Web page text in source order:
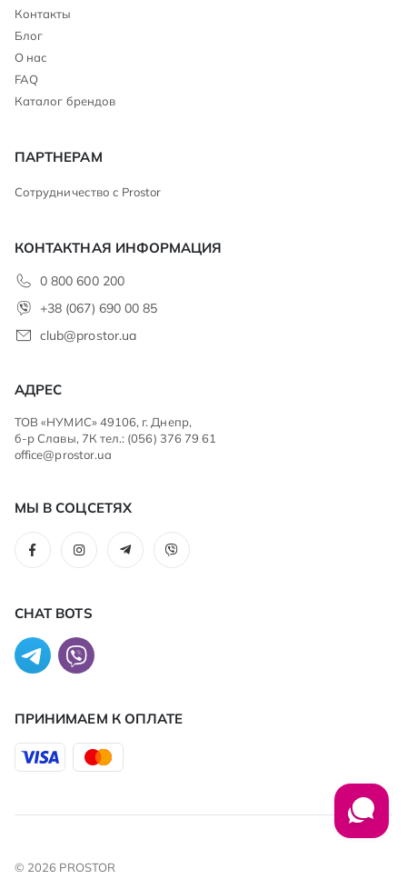
Контакты
Блог
О нас
FAQ
Каталог брендов
ПАРТНЕРАМ
Сотрудничество с Prostor
КОНТАКТНАЯ ИНФОРМАЦИЯ
0 800 600 200
+38 (067) 690 00 85
club@prostor.ua
АДРЕС
ТОВ «НУМИС» 49106, г. Днепр,
б-р Славы, 7К тел.: (056) 376 79 61
office@prostor.ua
МЫ В СОЦСЕТЯХ
CHAT BOTS
ПРИНИМАЕМ К ОПЛАТЕ
© 2026 PROSTOR